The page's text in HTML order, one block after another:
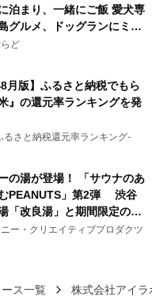
泊まり、一緒にご飯 愛犬専
グルメ、ドッグランにミニ
ンピングとトレーラーハウ
ど
8月版】ふるさと納税でもら
』の還元率ランキングを発
るさと納税還元率ランキング-
の湯が登場！ 「サウナのあ
PEANUTS」第2弾 渋谷
「改良湯」と期間限定のコ
ョン サウナイキタイコラ
発売決定！
ー・クリエイティブプロダクツ
ス一覧 株式会社アイ